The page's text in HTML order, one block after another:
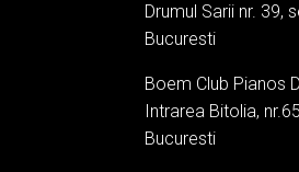
Drumul Sarii nr. 39,
Bucuresti
Boem Club Pianos
Intrarea Bitolia,
Bucuresti